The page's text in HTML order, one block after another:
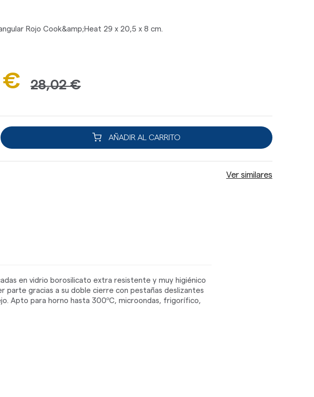
Rojo Cook&amp;Heat 29 x 20,5 x 8 cm.
€ 28,02 €
AÑADIR AL CARRITO
Ver similares
en vidrio borosilicato extra resistente y muy higiénico
parte gracias a su doble cierre con pestañas deslizantes
Apto para horno hasta 300ºC, microondas, frigorífico,